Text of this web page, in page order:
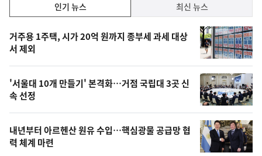
기,
최
신,
오
늘
의
영
상
인기 뉴스 최신 뉴스
기
뉴
스
거주용 1주택, 시가 20억 원까지 종부세 과세 대상
서 제외
'서울대 10개 만들기' 본격화…거점 국립대 3곳 신
속 선정
내년부터 아르헨산 원유 수입…핵심광물 공급망 협
력 체계 마련